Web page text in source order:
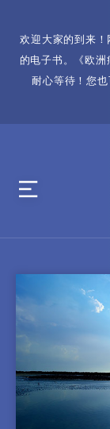
欢迎大家的到来
的电子书。《欧
耐心等待！您